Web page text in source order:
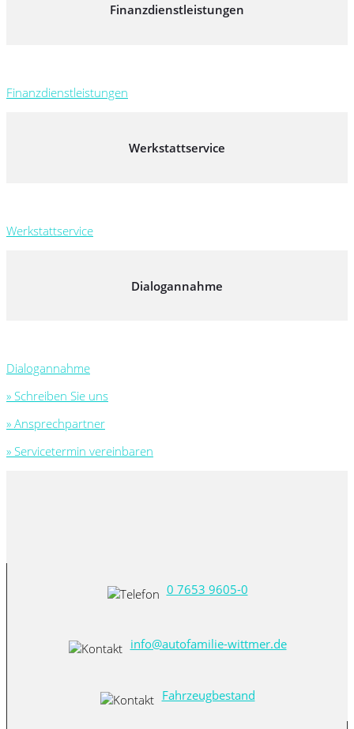
Finanzdienstleistungen
Finanzdienstleistungen
Werkstattservice
Werkstattservice
Dialogannahme
Dialogannahme
» Schreiben Sie uns
» Ansprechpartner
» Servicetermin vereinbaren
0 7653 9605-0
info@autofamilie-wittmer.de
Fahrzeugbestand